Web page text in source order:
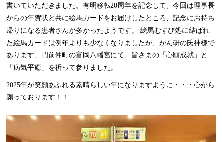
書いていただきました。有明移転20周年を記念して、今回は理事長
からの年賀状と共に絵馬カードをお届けしたところ、記念にお持ち
帰りになる患者さんが多かったようです。 絵馬むすび処に結ばれ
た絵馬カードは例年よりも少なくなりましたが、がん研の氏神様で
あります、門前仲町の富岡八幡宮にて、皆さまの「心願成就」と
「病気平癒」を祈って参りました。
2025年が笑顔あふれる素晴らしい年になりますように・・・心から
願っております！！